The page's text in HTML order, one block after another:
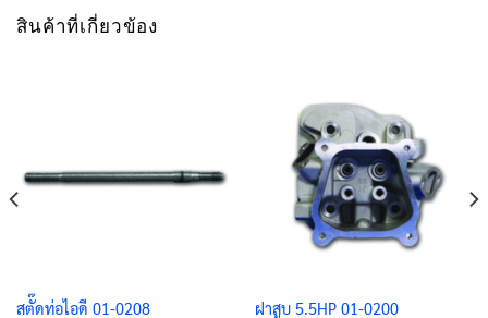
สินค้าที่เกี่ยวข้อง
สตั๊ดท่อไอดี 01-0208
ฝาสูบ 5.5HP 01-0200